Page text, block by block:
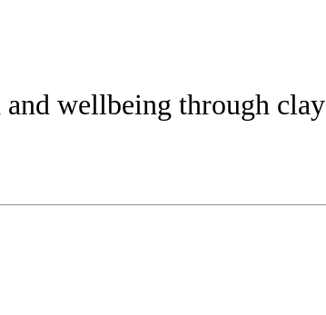
and wellbeing through clay